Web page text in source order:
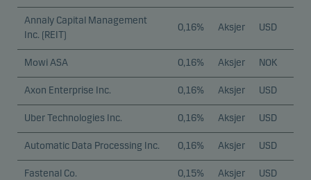
Annaly Capital Management
Inc. (REIT)
0,16% Aksjer USD
Mowi ASA 0,16% Aksjer NOK
Axon Enterprise Inc. 0,16% Aksjer USD
Uber Technologies Inc. 0,16% Aksjer USD
Automatic Data Processing Inc. 0,16% Aksjer USD
Fastenal Co. 0,15% Aksjer USD